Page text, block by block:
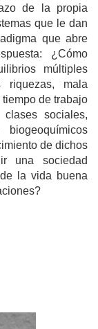
de la propia
que le dan
que abre
¿Cómo
múltiples
mala
de trabajo
sociales,
de dichos
una sociedad
la vida buena